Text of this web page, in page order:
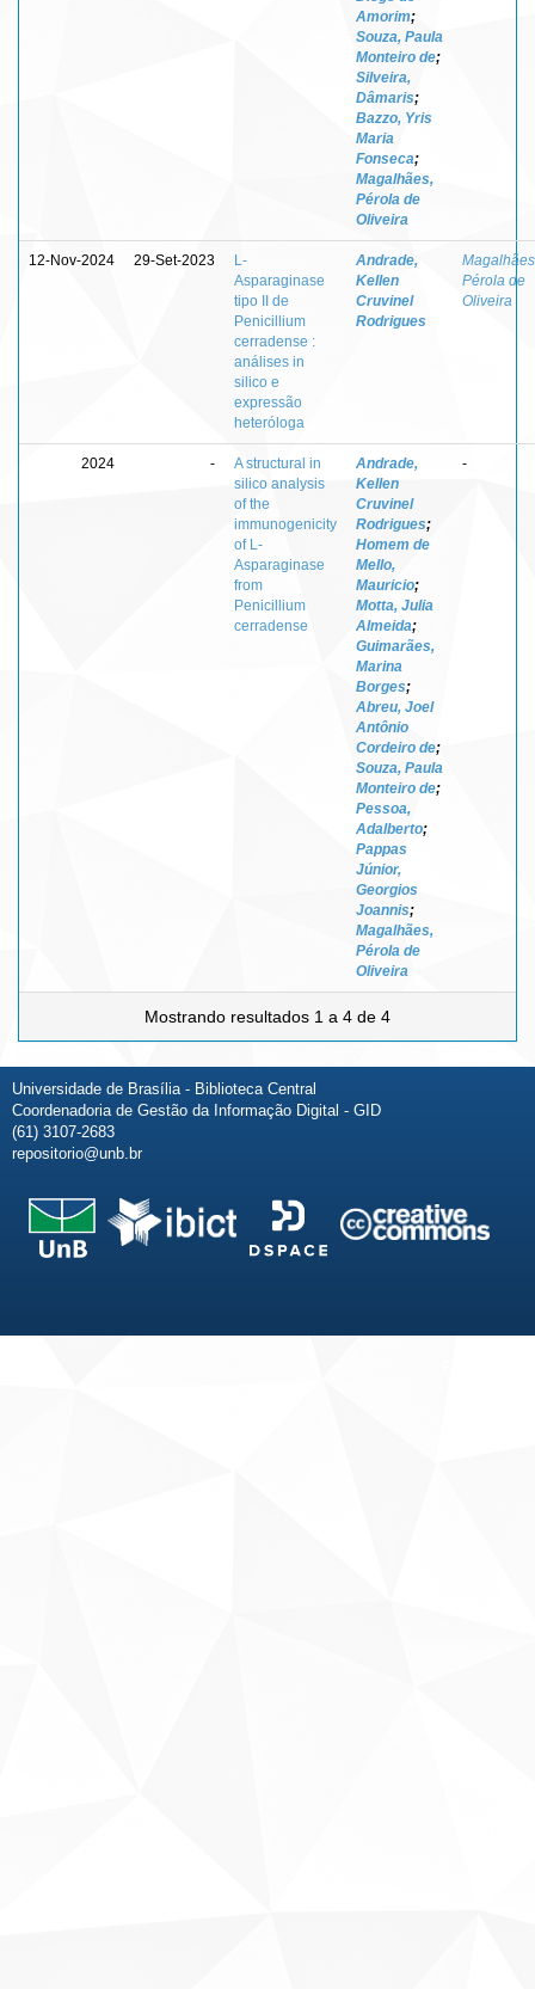
Amorim;
Souza, Paula
Monteiro de;
Silveira,
Dâmaris;
Bazzo, Yris
Maria
Fonseca;
Magalhães,
Pérola de
Oliveira
12-Nov-2024 29-Set-2023
L-
Asparaginase
tipo II de
Penicillium
cerradense :
análises in
silico e
expressão
heteróloga
Andrade,
Kellen
Cruvinel
Rodrigues
Pérola de
Oliveira
2024 -
A structural in
silico analysis
of the
immunogenicity
of L-
Asparaginase
from
Penicillium
cerradense
Andrade,
Kellen
Cruvinel
Rodrigues;
Homem de
Mello,
Mauricio;
Motta, Julia
Almeida;
Guimarães,
Marina
Borges;
Abreu, Joel
Antônio
Cordeiro de;
Souza, Paula
Monteiro de;
Pessoa,
Adalberto;
Pappas
Júnior,
Georgios
Joannis;
Magalhães,
Pérola de
Oliveira
-
Mostrando resultados 1 a 4 de 4
Universidade de Brasília - Biblioteca Central
Coordenadoria de Gestão da Informação Digital - GID
(61) 3107-2683
repositorio@unb.br